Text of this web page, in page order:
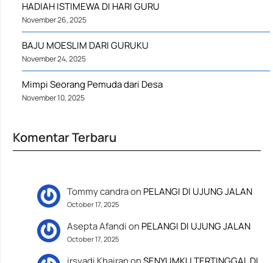
HADIAH ISTIMEWA DI HARI GURU
November 26, 2025
BAJU MOESLIM DARI GURUKU
November 24, 2025
Mimpi Seorang Pemuda dari Desa
November 10, 2025
Komentar Terbaru
Tommy candraon PELANGI DI UJUNG JALAN
October 17, 2025
Asepta Afandion PELANGI DI UJUNG JALAN
October 17, 2025